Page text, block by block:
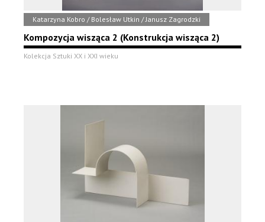
Katarzyna Kobro / Bolesław Utkin / Janusz Zagrodzki
Kompozycja wisząca 2 (Konstrukcja wisząca 2)
Kolekcja Sztuki XX i XXI wieku